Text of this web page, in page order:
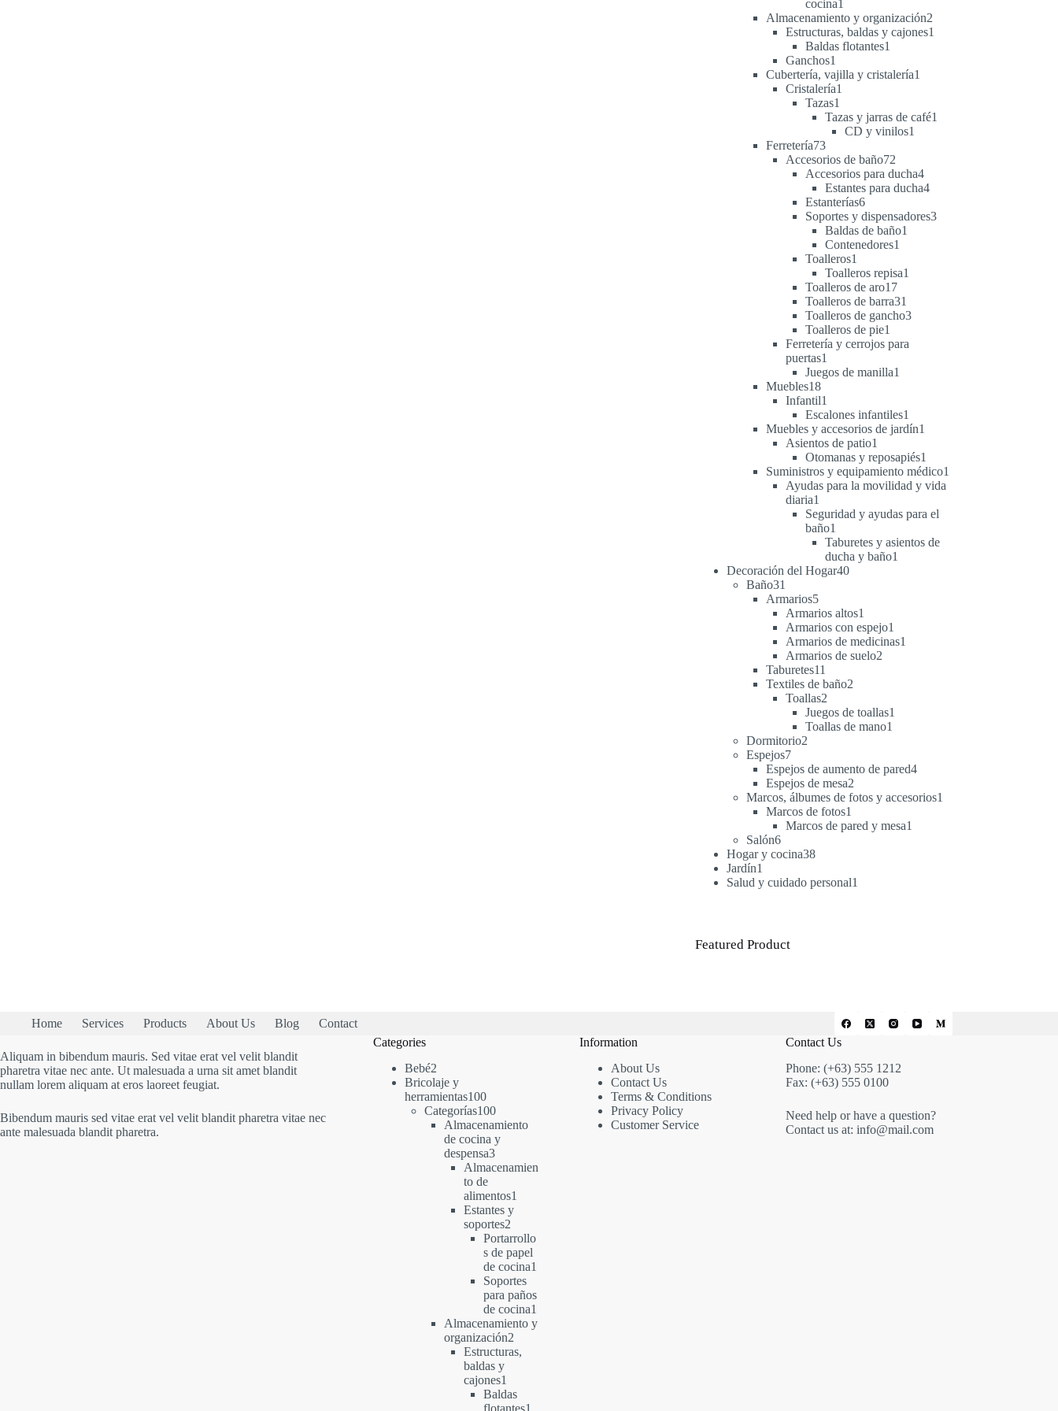
cocina1
producto
Almacenamiento y organización2
Estructuras, baldas y cajones1
Baldas flotantes1
Ganchos1
producto
Cubertería, vajilla y cristalería1
Cristalería1
Tazas1
producto
Tazas y jarras de café1
CD y vinilos1
Ferretería7373
productos
Accesorios de baño72
productos
Accesorios para ducha44
productos
Estantes para ducha44
Estanterías66
productos
Soportes y dispensadores33
Baldas de baño1
Contenedores1
Toalleros1
producto
Toalleros repisa1
Toalleros de aro1717
productos
Toalleros de barra31
productos
Toalleros de gancho33
Toalleros de pie1
producto
Ferretería y cerrojos para
puertas1
producto
Juegos de manilla1
Muebles1818
productos
Infantil1
producto
Escalones infantiles1
producto
Muebles y accesorios de jardín1
Asientos de patio1
producto
Otomanas y reposapiés1
producto
Suministros y equipamiento médico1
Ayudas para la movilidad y vida
diaria1
producto
Seguridad y ayudas para el
baño1
producto
Taburetes y asientos de
ducha y baño1
Decoración del Hogar4040
Baño31
productos
Armarios55
productos
Armarios altos1
producto
Armarios con espejo1
producto
Armarios de medicinas1
Armarios de suelo2
Taburetes11
productos
Textiles de baño2
Toallas2
productos
Juegos de toallas1
Toallas de mano1
Dormitorio2
Espejos77
productos
Espejos de aumento de pared44
Espejos de mesa2
productos
Marcos, álbumes de fotos y accesorios1
Marcos de fotos1
producto
Marcos de pared y mesa1
Salón66
productos
Hogar y cocina3838
Jardín1
producto
Salud y cuidado personal1
Featured Product
Home Services Products About Us Blog Contact
Aliquam in bibendum mauris. Sed vitae erat vel velit blandit
pharetra vitae nec ante. Ut malesuada a urna sit amet blandit
nullam lorem aliquam at eros laoreet feugiat.
Bibendum mauris sed vitae erat vel velit blandit pharetra vitae nec
ante malesuada blandit pharetra.
Categories
Bebé22
productos
Bricolaje y
herramientas100100
productos
Categorías100100
productos
Almacenamiento
de cocina y
despensa33
productos
Almacenamien
to de
alimentos1
Estantes y
soportes22
productos
Portarrollo
s de papel
de cocina1
Soportes
para paños
de cocina1
producto
Almacenamiento y
organización22
productos
Estructuras,
baldas y
cajones1
producto
Baldas
flotantes1
Information
About Us
Contact Us
Terms & Conditions
Privacy Policy
Customer Service
Contact Us
Phone: (+63) 555 1212
Fax: (+63) 555 0100
Need help or have a question?
Contact us at: info@mail.com